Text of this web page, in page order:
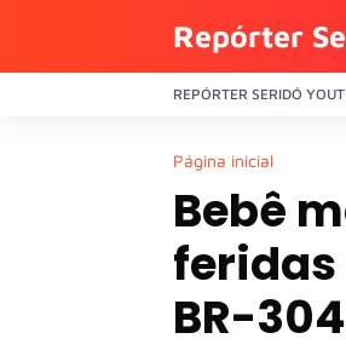
Repórter
REPÓRTER SERIDÓ
Página inicial
Bebê
BR-